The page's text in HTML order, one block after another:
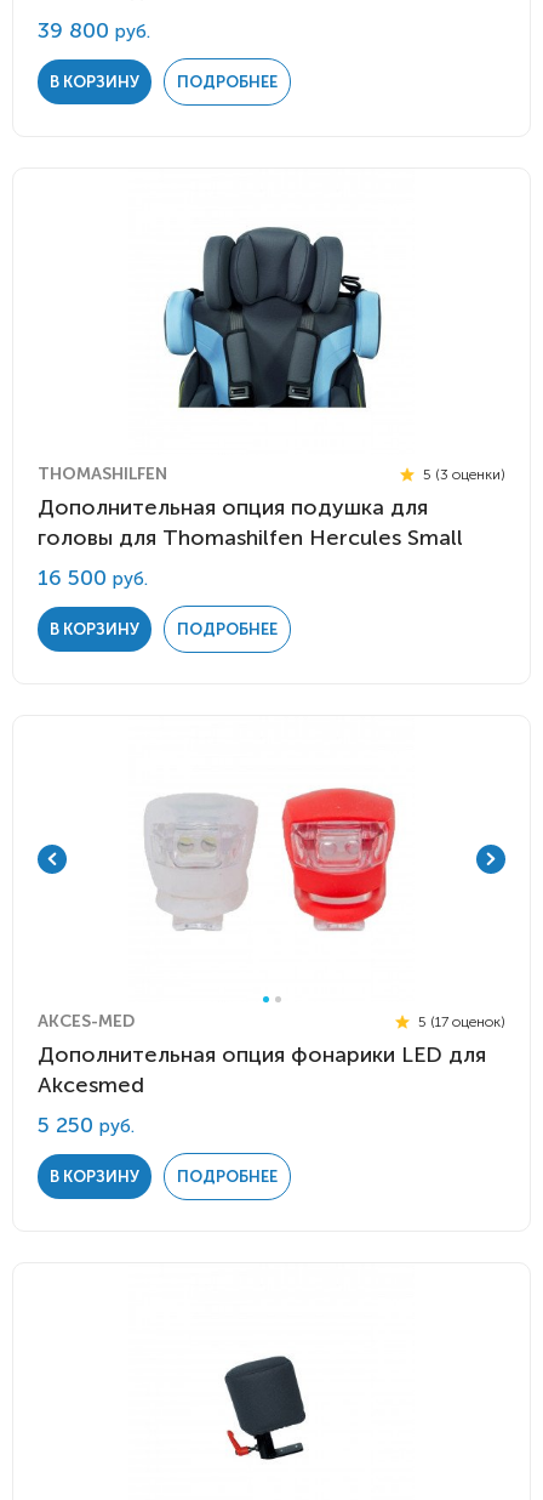
39 800 руб.
В КОРЗИНУ ПОДРОБНЕЕ
THOMASHILFEN 5 (3 оценки)
Дополнительная опция подушка для
головы для Thomashilfen Hercules Small
16 500 руб.
В КОРЗИНУ ПОДРОБНЕЕ
AKCES-MED 5 (17 оценок)
Дополнительная опция фонарики LED для
Akcesmed
5 250 руб.
В КОРЗИНУ ПОДРОБНЕЕ